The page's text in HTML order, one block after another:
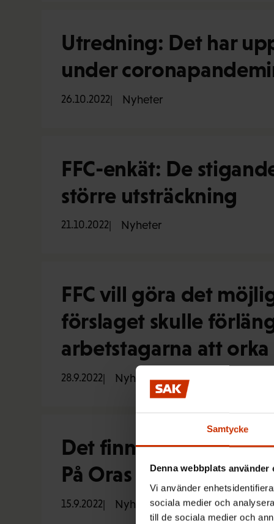
Samtycke
Denna webbplats använder
Vi använder
sociala medier och
till de sociala medier och
Utredning: Det har
under
26.10.2022 Nyheter
FFC-enkät: De
större utsträckning
21.10.2022 Nyheter
FFC vill göra det
förslaget skulle
arbetstagarna att orka
28.9.2022 Nyheter
Det finns många
På Oras har alla
15.9.2022 Nyheter